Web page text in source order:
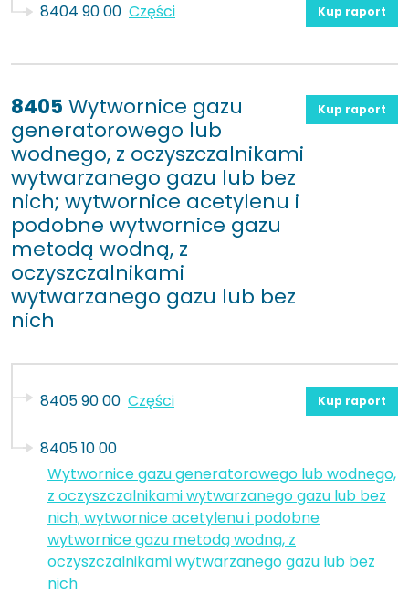
8404 90 00 Części Kup raport
8405 Wytwornice gazu
generatorowego lub
wodnego, z oczyszczalnikami
wytwarzanego gazu lub bez
nich; wytwornice acetylenu i
podobne wytwornice gazu
metodą wodną, z
oczyszczalnikami
wytwarzanego gazu lub bez
nich
Kup raport
8405 90 00 Części Kup raport
8405 10 00
Wytwornice gazu generatorowego lub wodnego,
z oczyszczalnikami wytwarzanego gazu lub bez
nich; wytwornice acetylenu i podobne
wytwornice gazu metodą wodną, z
oczyszczalnikami wytwarzanego gazu lub bez
nich